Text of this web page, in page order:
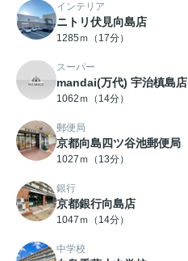
インテリア
ニトリ伏見向島店
1285ｍ（17分）
スーパー
mandai(万代) 宇治槙島店
1062ｍ（14分）
郵便局
京都向島四ツ谷池郵便局
1027ｍ（13分）
銀行
京都銀行向島店
1047ｍ（14分）
中学校